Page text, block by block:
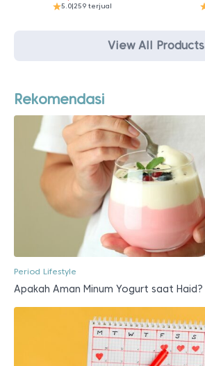
5.0|259 terjual
View All Products
Rekomendasi
Period Lifestyle
Apakah Aman Minum Yogurt saat Haid?